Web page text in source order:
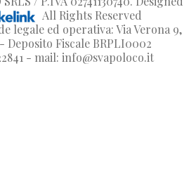
All Rights Reserved
legale ed operativa: Via Verona 9,
Deposito Fiscale BRPLI0002
- mail: info@svapoloco.it